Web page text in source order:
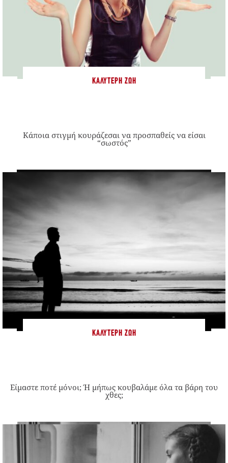
ΚΑΛΎΤΕΡΗ ΖΩΉ
Κάποια στιγμή κουράζεσαι να προσπαθείς να είσαι
“σωστός”
ΚΑΛΎΤΕΡΗ ΖΩΉ
Είμαστε ποτέ μόνοι; Ή μήπως κουβαλάμε όλα τα βάρη του
χθες;